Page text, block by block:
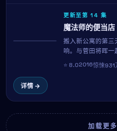
更新至第 14 集
魔法师的便当店
搬入新公寓的第三
响。与菅田将晖一
到"。当真相终于
恐惧的来源。罗
⭐ 8.02016惊悚931
详情 →
加载更